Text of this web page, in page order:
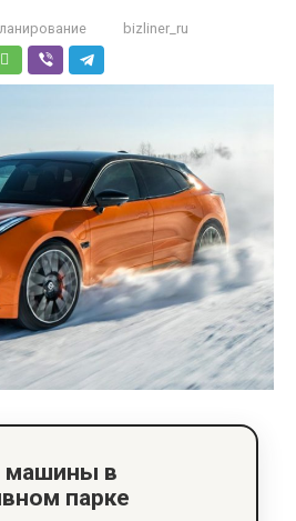
bizliner_ru
машины в
парке